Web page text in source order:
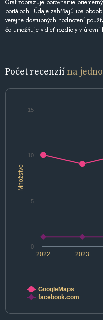
Graf zobrazuje porovnanie
portáloch. Údaje zahŕňajú iba
verejne dostupných hodnotení
čo umožňuje vidieť rozdiely v úrovni
Počet recenziína
Množstvo
2022 2023
0
10
5
15
GoogleMaps
facebook.com